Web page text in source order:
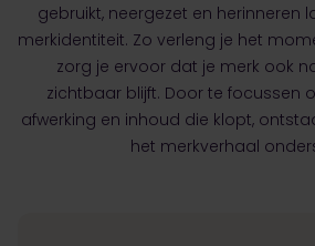
gebruikt, neergezet en herinneren
merkidentiteit. Zo verleng je het
zorg je ervoor dat je merk ook
zichtbaar blijft. Door te focussen
afwerking en inhoud die klopt,
het merkverhaal